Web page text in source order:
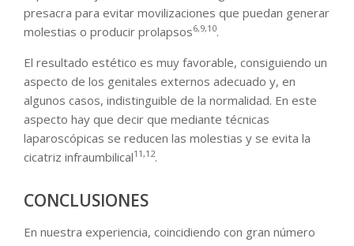
presacra para evitar movilizaciones que puedan generar
molestias o producir prolapsos6,9,10.
El resultado estético es muy favorable, consiguiendo un
aspecto de los genitales externos adecuado y, en
algunos casos, indistinguible de la normalidad. En este
aspecto hay que decir que mediante técnicas
laparoscópicas se reducen las molestias y se evita la
cicatriz infraumbilical11,12.
CONCLUSIONES
En nuestra experiencia, coincidiendo con gran número